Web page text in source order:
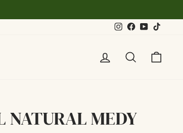
Instagram
Facebook
YouTube
Ingresar Buscar
NATURAL MEDY